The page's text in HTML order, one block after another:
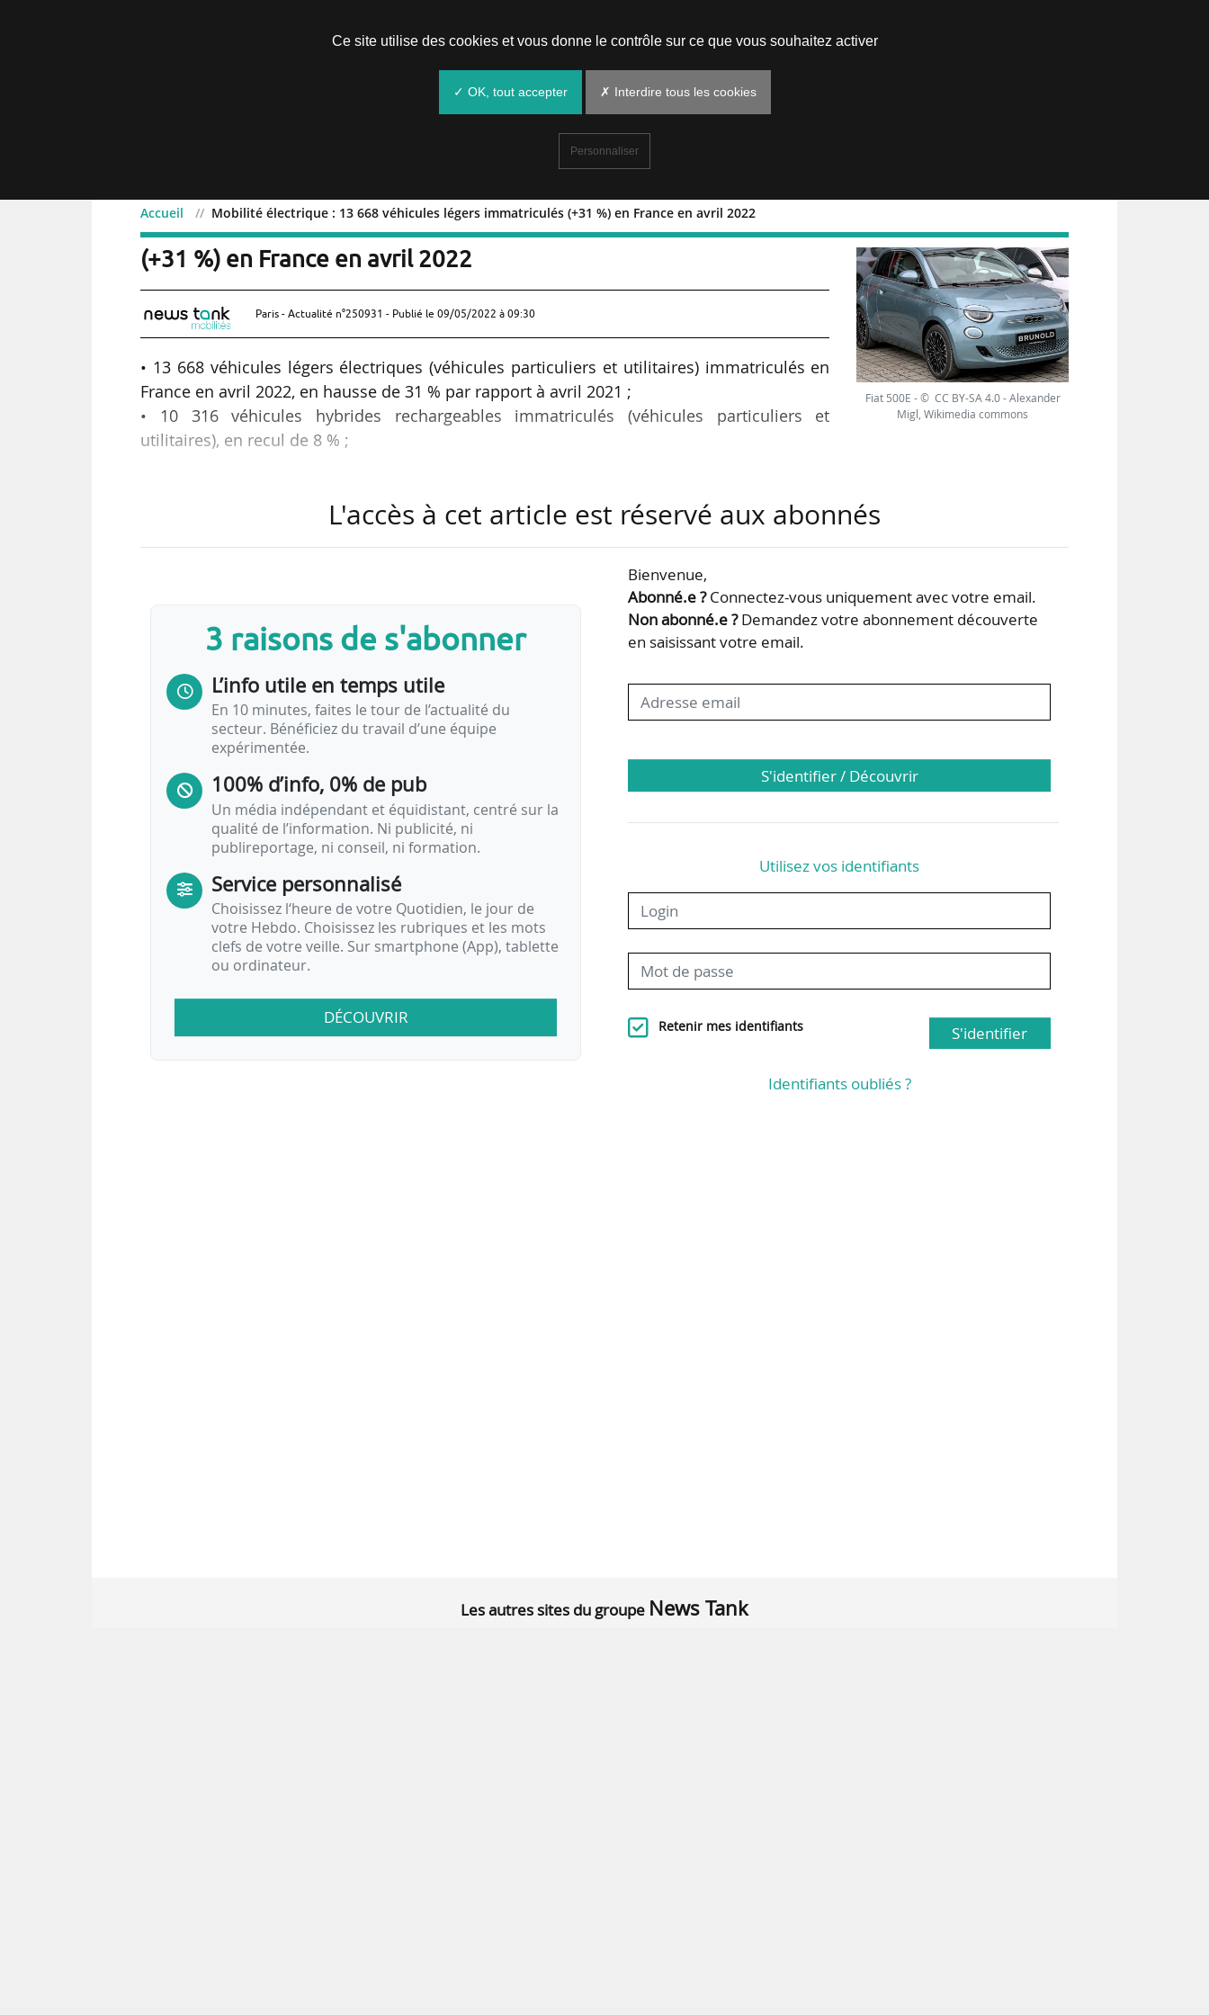
Accueil Mobilité électrique : 13 668 véhicules légers immatriculés (+31 %) en France en avril 2022
Mobilité électrique : 13 668 véhicules légers immatriculés
(+31 %) en France en avril 2022
Paris - Actualité n°250931 - Publié le 09/05/2022 à 09:30
• 13 668 véhicules légers électriques (véhicules particuliers et utilitaires) immatriculés en
France en avril 2022, en hausse de 31 % par rapport à avril 2021 ;
• 10 316 véhicules hybrides rechargeables immatriculés (véhicules particuliers et
utilitaires), en recul de 8 % ;
électriques par rapport à la même période en 2021 :
• 60 361 véhicules légers électriques (+38 %) ;
• 39 804 véhicules hybrides rechargeables (-7 %).
« Les immatriculations de véhicules électriques et hybrides rechargeables se sont maintenues à un…
Fiat 500E - © CC BY-SA 4.0 - Alexander
Migl, Wikimedia commons
L'accès à cet article est réservé aux abonnés
3 raisons de s'abonner
L’info utile en temps utile
En 10 minutes, faites le tour de l’actualité du
secteur. Bénéficiez du travail d’une équipe
expérimentée.
100% d’info, 0% de pub
Un média indépendant et équidistant, centré sur la
qualité de l’information. Ni publicité, ni
publireportage, ni conseil, ni formation.
Service personnalisé
Choisissez l‘heure de votre Quotidien, le jour de
votre Hebdo. Choisissez les rubriques et les mots
clefs de votre veille. Sur smartphone (App), tablette
ou ordinateur.
DÉCOUVRIR
Bienvenue,
Abonné.e ?Connectez-vous uniquement avec votre email.
Non abonné.e ?Demandez votre abonnement découverte
en saisissant votre email.
S'identifier / Découvrir
Utilisez vos identifiants
Retenir mes identifiants S'identifier
Identifiants oubliés ?
Les autres sites du groupe News Tank
Ce site utilise des cookies et vous donne le contrôle sur ce que vous souhaitez activer
✓ OK, tout accepter ✗ Interdire tous les cookies
Personnaliser